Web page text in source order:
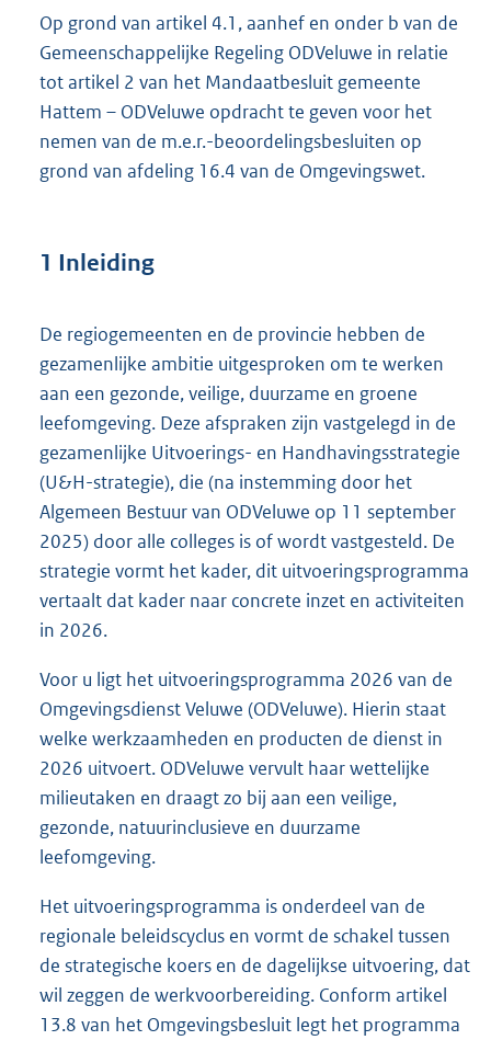
Op grond van artikel 4.1, aanhef en onder b van de
Gemeenschappelijke Regeling ODVeluwe in relatie
tot artikel 2 van het Mandaatbesluit gemeente
Hattem – ODVeluwe opdracht te geven voor het
nemen van de m.e.r.-beoordelingsbesluiten op
grond van afdeling 16.4 van de Omgevingswet.
1 Inleiding
De regiogemeenten en de provincie hebben de
gezamenlijke ambitie uitgesproken om te werken
aan een gezonde, veilige, duurzame en groene
leefomgeving. Deze afspraken zijn vastgelegd in de
gezamenlijke Uitvoerings- en Handhavingsstrategie
(U&H-strategie), die (na instemming door het
Algemeen Bestuur van ODVeluwe op 11 september
2025) door alle colleges is of wordt vastgesteld. De
strategie vormt het kader, dit uitvoeringsprogramma
vertaalt dat kader naar concrete inzet en activiteiten
in 2026.
Voor u ligt het uitvoeringsprogramma 2026 van de
Omgevingsdienst Veluwe (ODVeluwe). Hierin staat
welke werkzaamheden en producten de dienst in
2026 uitvoert. ODVeluwe vervult haar wettelijke
milieutaken en draagt zo bij aan een veilige,
gezonde, natuurinclusieve en duurzame
leefomgeving.
Het uitvoeringsprogramma is onderdeel van de
regionale beleidscyclus en vormt de schakel tussen
de strategische koers en de dagelijkse uitvoering, dat
wil zeggen de werkvoorbereiding. Conform artikel
13.8 van het Omgevingsbesluit legt het programma